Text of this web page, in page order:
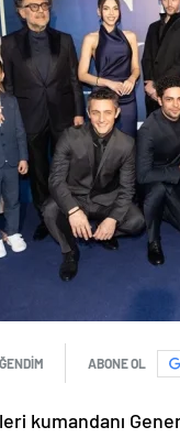
ABONE OL
kumandanı